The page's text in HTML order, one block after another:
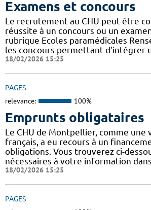
Examens et concours
Le recrutement au CHU peut être
réussite à un concours ou un
rubrique Ecoles paramédicales
les concours permettant d'intégrer
18/02/2026 15:25
PAGES
relevance: 100%
Emprunts obligataires
Le CHU de Montpellier, comme une
français, a eu recours à un
obligations. Vous trouverez ci-
nécessaires à votre information
18/02/2026 15:25
PAGES